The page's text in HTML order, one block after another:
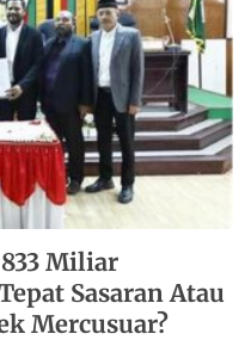
Miliar
Sasaran Atau
Mercusuar?